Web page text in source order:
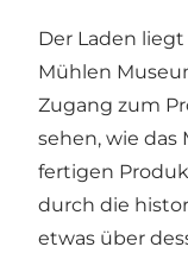
Der Laden
Mühlen
Zugang zum
sehen, wie das
fertigen
durch die
etwas über